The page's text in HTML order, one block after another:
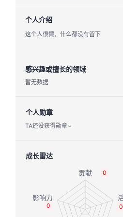
个人介绍
这个人很懒，什么都没有留下
感兴趣或擅长的领域
暂无数据
个人勋章
TA还没获得勋章~
成长雷达
0
0
0